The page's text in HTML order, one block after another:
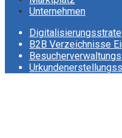
Unternehmen
B2B Verzeichnisse